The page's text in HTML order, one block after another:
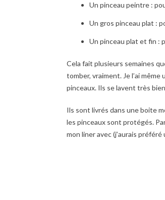
Un pinceau peintre :
Un gros pinceau plat :
Un pinceau plat et fin :
Cela fait plusieurs semaines
tomber, vraiment. Je l’ai
pinceaux. Ils se lavent très
Ils sont livrés dans une boite
les pinceaux sont protégés.
mon liner avec (j’aurais